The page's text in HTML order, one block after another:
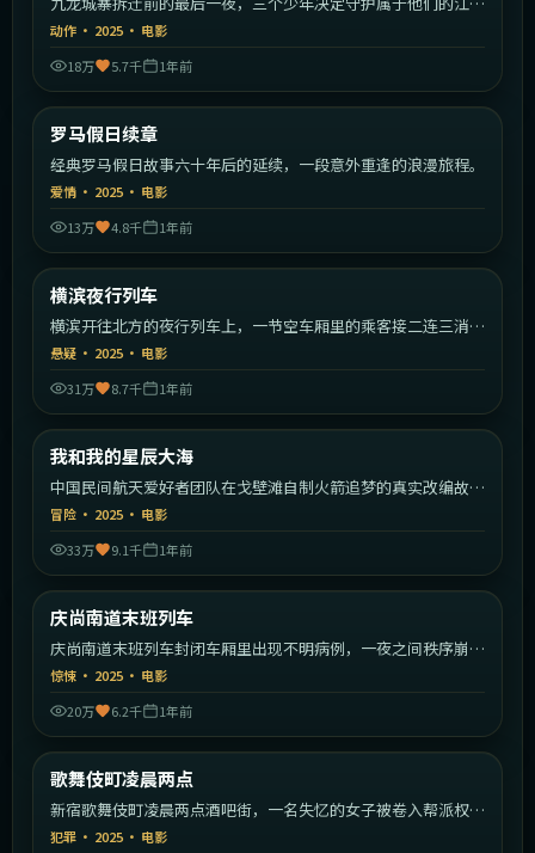
湖。
动作 · 2025 · 电影
18万
5.7千 1年前
最新
罗马假日续章
经典罗马假日故事六十年后的延续，一段意外重逢的浪漫旅程。
爱情 · 2025 · 电影
13万
4.8千 1年前
最新
横滨夜行列车
横滨开往北方的夜行列车上，一节空车厢里的乘客接二连三消
失。
悬疑 · 2025 · 电影
31万
8.7千 1年前
最新
我和我的星辰大海
中国民间航天爱好者团队在戈壁滩自制火箭追梦的真实改编故
事。
冒险 · 2025 · 电影
33万
9.1千 1年前
最新
庆尚南道末班列车
庆尚南道末班列车封闭车厢里出现不明病例，一夜之间秩序崩
塌。
惊悚 · 2025 · 电影
20万
6.2千 1年前
最新
歌舞伎町凌晨两点
新宿歌舞伎町凌晨两点酒吧街，一名失忆的女子被卷入帮派权力
斗争。
犯罪 · 2025 · 电影